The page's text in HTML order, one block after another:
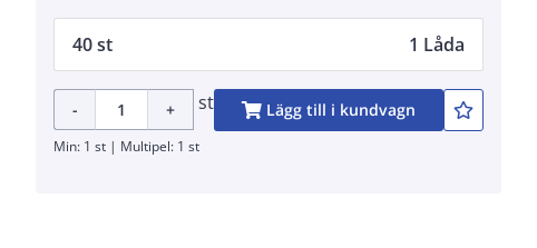
40 st 1 Låda
- + st Lägg till i kundvagn
Min: 1 st | Multipel: 1 st